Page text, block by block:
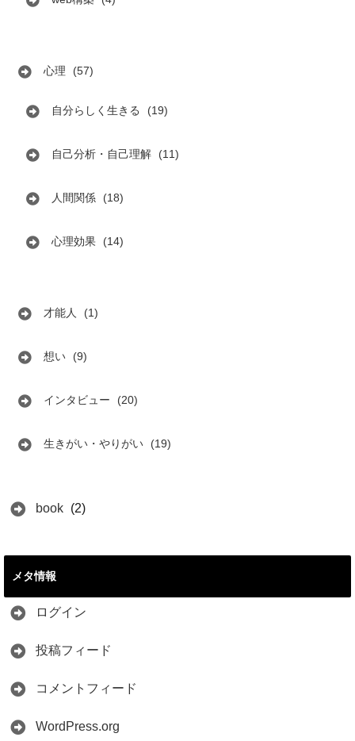
心理 (57)
自分らしく生きる (19)
自己分析・自己理解 (11)
人間関係 (18)
心理効果 (14)
才能人 (1)
想い (9)
インタビュー (20)
生きがい・やりがい (19)
book (2)
メタ情報
ログイン
投稿フィード
コメントフィード
WordPress.org